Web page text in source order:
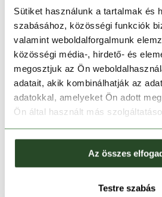
Sütiket használunk a tartalmak és
szabásához, közösségi funkciók
valamint weboldalforgalmunk
közösségi média-, hirdető- és
megosztjuk az Ön
adatait, akik kombinálhatják az
adatokkal, amelyeket Ön adott
Ön által használt más
Az összes
Testre szabás
TERMÉKLEÍRÁS
TERMÉK RÉSZLETEK
HASONLÓ TERMÉKEK